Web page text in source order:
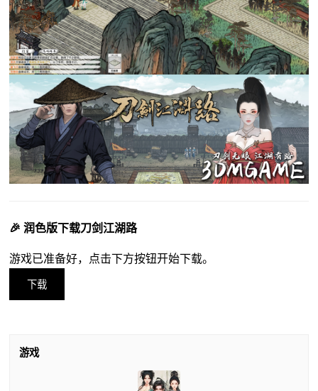
🎉 润色版下载刀剑江湖路
游戏已准备好，点击下方按钮开始下载。
下载
游戏